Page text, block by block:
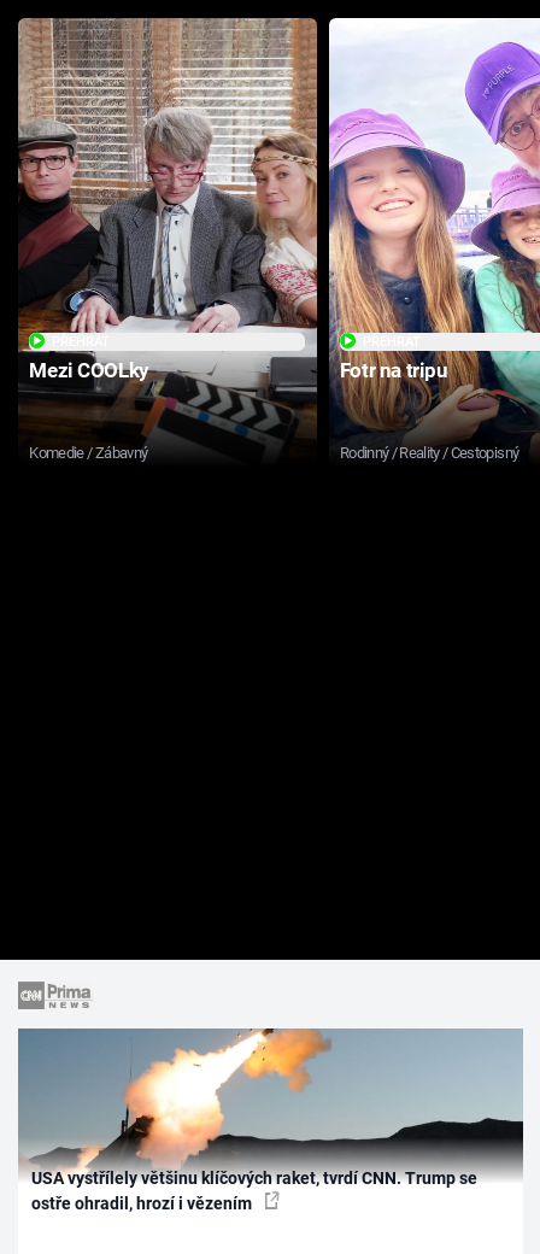
Mezi COOLky
Komedie / Zábavný
Fotr na tripu
Rodinný / Reality / Cestopisný
USA vystřílely většinu klíčových raket, tvrdí CNN. Trump se
ostře ohradil, hrozí i vězením